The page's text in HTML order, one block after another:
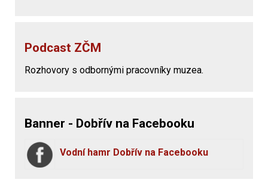
Podcast ZČM
Rozhovory s odbornými pracovníky muzea.
Banner - Dobřív na Facebooku
Vodní hamr Dobřív na Facebooku